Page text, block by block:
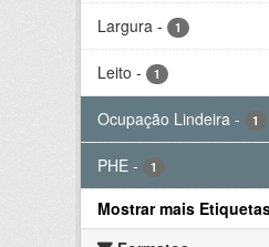
Largura - 1
Leito - 1
Ocupação Lindeira - 1
PHE - 1
Mostrar mais